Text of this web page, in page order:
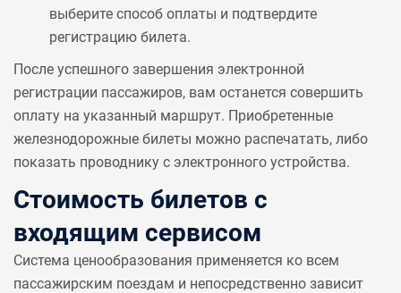
выберите способ оплаты и подтвердите
регистрацию билета.
После успешного завершения электронной
регистрации пассажиров, вам останется совершить
оплату на указанный маршрут. Приобретенные
железнодорожные билеты можно распечатать, либо
показать проводнику с электронного устройства.
Стоимость билетов с
входящим сервисом
Система ценообразования применяется ко всем
пассажирским поездам и непосредственно зависит